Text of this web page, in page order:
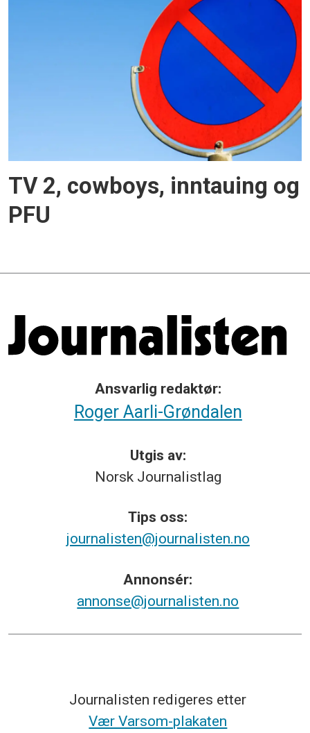
TV 2, cowboys, inntauing og
PFU
Ansvarlig redaktør:
Roger Aarli-Grøndalen
Utgis av:
Norsk Journalistlag
Tips oss:
journalisten@journalisten.no
Annonsér:
annonse@journalisten.no
Journalisten redigeres etter
Vær Varsom-plakaten